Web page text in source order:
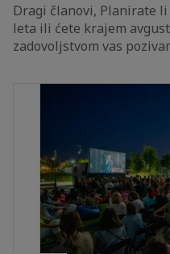
Dragi članovi, Planirate li
leta ili ćete krajem
zadovoljstvom vas